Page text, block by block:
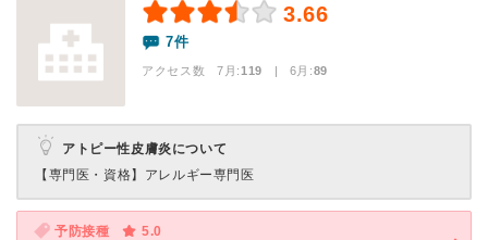
3.66
7件
アクセス数 7月:119 | 6月:89
アトピー性皮膚炎について
【専門医・資格】 アレルギー専門医
予防接種
5.0